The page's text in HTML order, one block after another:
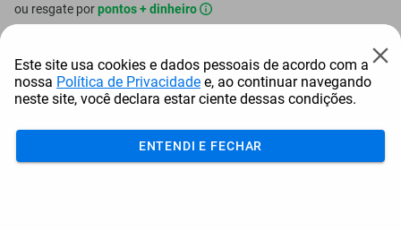
ou resgate porpontos + dinheiro
2.192 pontos + R$ 17,76
Este site usa cookies e dados pessoais de acordo com a
nossa Política de Privacidade e, ao continuar navegando
neste site, você declara estar ciente dessas condições.
ENTENDI E FECHAR